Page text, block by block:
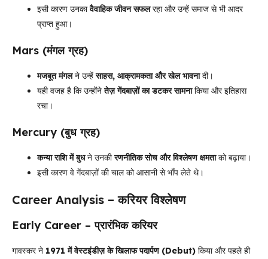
इसी कारण उनकावैवाहिक जीवन सफलरहा और उन्हें समाज से भी आदर
प्राप्त हुआ।
Mars (मंगल ग्रह)
मजबूत मंगलने उन्हेंसाहस, आक्रामकता और खेल भावनादी।
यही वजह है कि उन्होंनेतेज़ गेंदबाज़ों का डटकर सामनाकिया और इतिहास
रचा।
Mercury (बुध ग्रह)
कन्या राशि में बुधने उनकीरणनीतिक सोच और विश्लेषण क्षमताको बढ़ाया।
इसी कारण वे गेंदबाज़ों की चाल को आसानी से भाँप लेते थे।
Career Analysis – करियर विश्लेषण
Early Career – प्रारंभिक करियर
गावस्कर ने 1971 में वेस्टइंडीज़ के खिलाफ पदार्पण (Debut) किया और पहले ही